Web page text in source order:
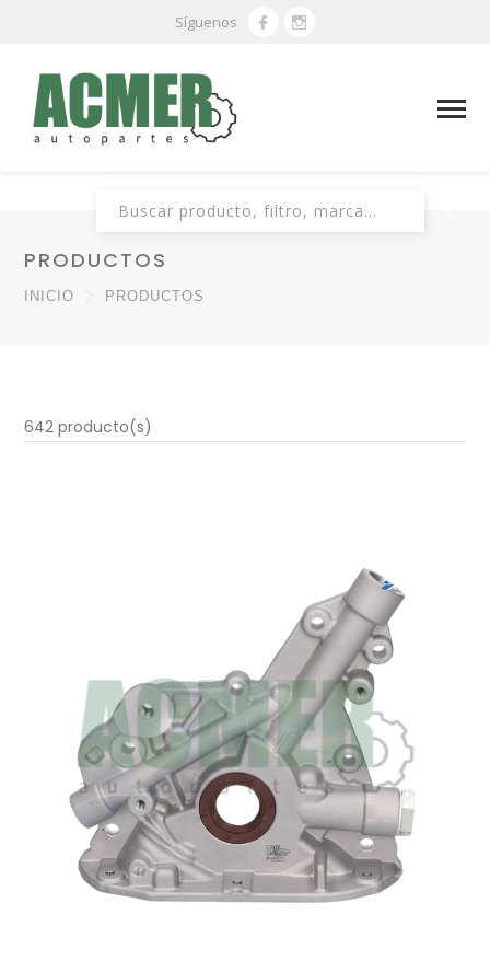
Síguenos
Buscar:
PRODUCTOS
INICIO PRODUCTOS
642 producto(s)